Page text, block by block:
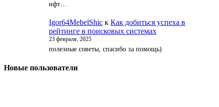
нфт…
Igor64MebelShic к Как добиться успеха в
рейтинге в поисковых системах
23 февраля, 2025
полезные советы, спасибо за помощь)
Новые пользователи